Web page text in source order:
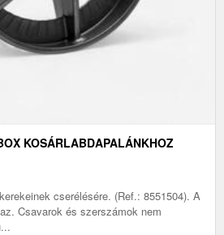
KOSÁRLABDAPALÁNKHOZ
cserélésére. (Ref.: 8551504). A
Csavarok és szerszámok nem